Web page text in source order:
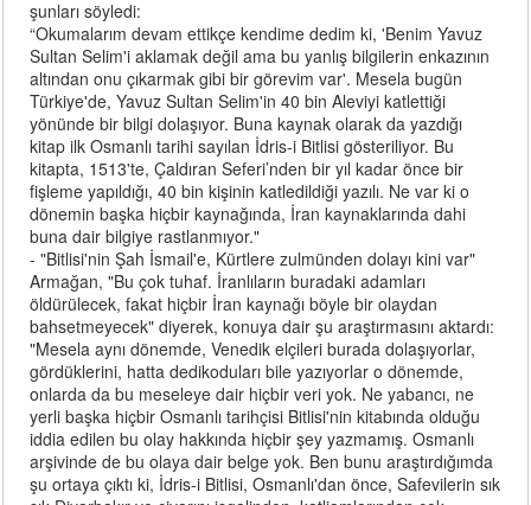
şunları söyledi:
“Okumalarım devam ettikçe kendime dedim ki, 'Benim Yavuz
Sultan Selim'i aklamak değil ama bu yanlış bilgilerin enkazının
altından onu çıkarmak gibi bir görevim var'. Mesela bugün
Türkiye'de, Yavuz Sultan Selim'in 40 bin Aleviyi katlettiği
yönünde bir bilgi dolaşıyor. Buna kaynak olarak da yazdığı
kitap ilk Osmanlı tarihi sayılan İdris-i Bitlisi gösteriliyor. Bu
kitapta, 1513'te, Çaldıran Seferi’nden bir yıl kadar önce bir
fişleme yapıldığı, 40 bin kişinin katledildiği yazılı. Ne var ki o
dönemin başka hiçbir kaynağında, İran kaynaklarında dahi
buna dair bilgiye rastlanmıyor."
- "Bitlisi'nin Şah İsmail'e, Kürtlere zulmünden dolayı kini var"
Armağan, "Bu çok tuhaf. İranlıların buradaki adamları
öldürülecek, fakat hiçbir İran kaynağı böyle bir olaydan
bahsetmeyecek" diyerek, konuya dair şu araştırmasını aktardı:
"Mesela aynı dönemde, Venedik elçileri burada dolaşıyorlar,
gördüklerini, hatta dedikoduları bile yazıyorlar o dönemde,
onlarda da bu meseleye dair hiçbir veri yok. Ne yabancı, ne
yerli başka hiçbir Osmanlı tarihçisi Bitlisi'nin kitabında olduğu
iddia edilen bu olay hakkında hiçbir şey yazmamış. Osmanlı
arşivinde de bu olaya dair belge yok. Ben bunu araştırdığımda
şu ortaya çıktı ki, İdris-i Bitlisi, Osmanlı'dan önce, Safevilerin sık